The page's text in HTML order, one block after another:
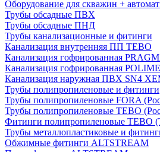
Оборудование для скважин +
Трубы обсадные ПВХ
Трубы обсадные ПНД
Трубы канализационные и фитинги
Канализация внутренняя ПП TEBO
Канализация гофрированная
Канализация гофрированная
Канализация наружная ПВХ SN4
Трубы полипропиленовые и фитинги
Трубы полипропиленовые FORA
Трубы полипропиленовые TEBO
Фитинги полипропиленовые TEBO
Трубы металлопластиковые и
Обжимные фитинги ALTSTREAM